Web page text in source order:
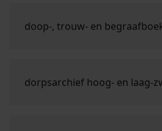
doop-, trouw- en
dorpsarchief hoog- en laag-